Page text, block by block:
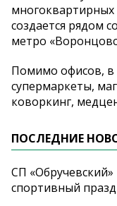
создается рядом
метро
Помимо офисов, в
супермаркеты,
коворкинг,
ПОСЛЕДНИЕ
СП «Обручевский»
спортивный